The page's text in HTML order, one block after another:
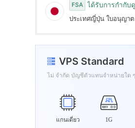
8
9
FSA ได้รับการกำกับ
ประเทศญี่ปุ่น ใบอนุญา
VPS Standard
ไม่ จำกัด บัญชีตัวแทนจำหน่ายใด ๆ
แกนเดี่ยว 1G